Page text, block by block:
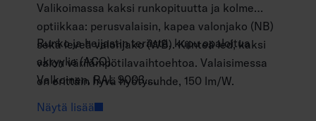
Valikoimassa kaksi runkopituutta ja kolme
optiikkaa: perusvalaisin, kapea valonjako (NB)
sekä leveä valonjako (WB). Kiinteä led, kaksi
valon värilämpötilavaihtoehtoa. Valaisimessa
on erittäin hyvä hyötysuhde, 150 lm/W.
Runko ja heijastin terästä, kupu opaloitua
akryylia (ACO).
Valkoinen, RAL 9003.
Pinta-asennus tai vaijeriripustus erillisellä
Näytä lisää